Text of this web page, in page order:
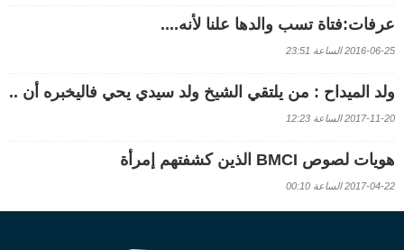
عرفات:فتاة تسب والدها علنا لأنه....
2016-06-25 الساعة 23:51
ولد الميداح : من يلتقي الشيخ ولد سيدي يحي فاليخبره أن ..
2017-11-20 الساعة 12:23
هويات لصوص BMCI الذين كشفتهم إمرأة
2017-04-22 الساعة 00:10